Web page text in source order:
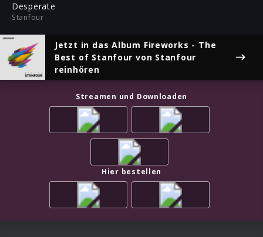
Desperate
Stanfour
Jetzt in das Album Fireworks - The
Best of Stanfour von Stanfour
reinhören
Streamen und Downloaden
Hier bestellen